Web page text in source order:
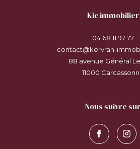
kic immobilier
04 68 11 97 77
contact@kervran-
88 avenue Général
11000
nous suivre sur